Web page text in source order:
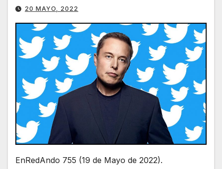
20 MAYO, 2022
EnRedAndo 755 (19 de Mayo de 2022).